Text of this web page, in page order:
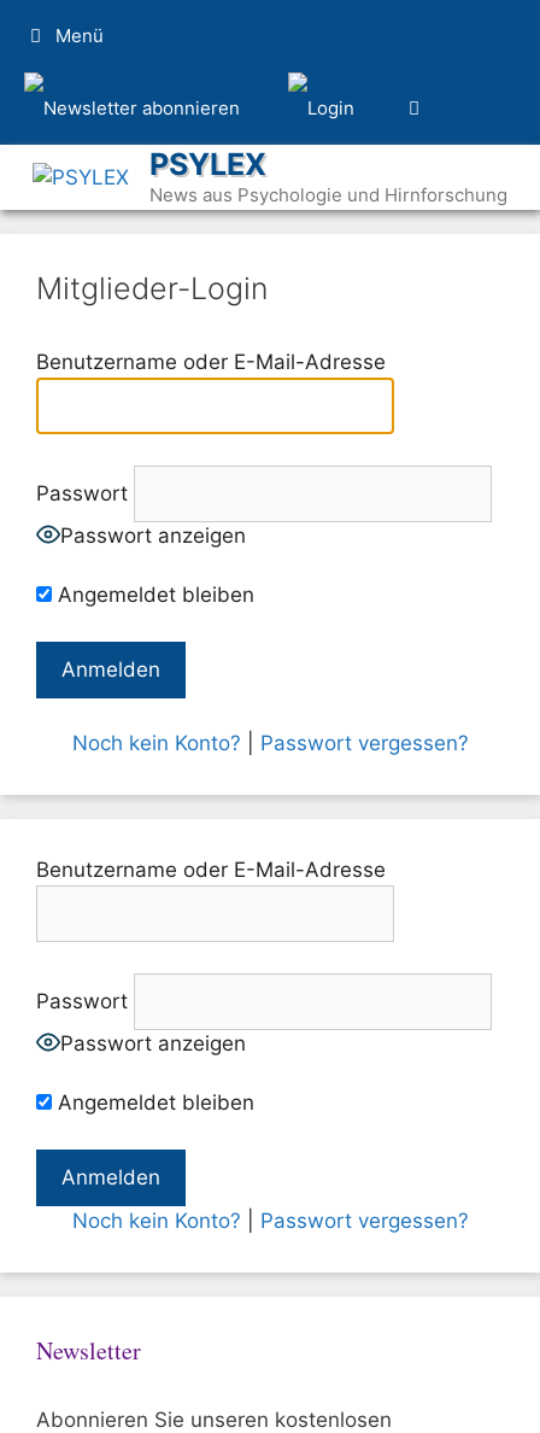
Inhalt
springen
Menü
PSYLEX
News aus Psychologie und Hirnforschung
Mitglieder-Login
Benutzername oder E-Mail-Adresse
Passwort
Passwort anzeigen
Angemeldet bleiben
Noch kein Konto? Passwort vergessen?
Benutzername oder E-Mail-Adresse
Passwort
Passwort anzeigen
Angemeldet bleiben
Noch kein Konto? Passwort vergessen?
Newsletter
Abonnieren Sie unseren kostenlosen